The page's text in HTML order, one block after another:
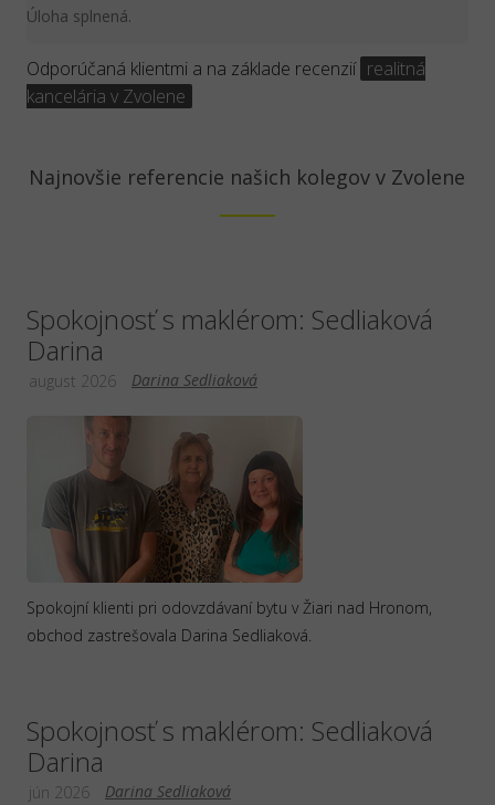
Úloha splnená.
Odporúčaná klientmi a na základe recenzií realitná
kancelária v Zvolene
Najnovšie referencie našich kolegov v Zvolene
Spokojnosť s maklérom: Sedliaková
Darina
Darina Sedliaková
august 2026
Spokojní klienti pri odovzdávaní bytu v Žiari nad Hronom,
obchod zastrešovala Darina Sedliaková.
Spokojnosť s maklérom: Sedliaková
Darina
Darina Sedliaková
jún 2026